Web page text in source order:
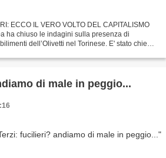
ECCO IL VERO VOLTO DEL CAPITALISMO
ha chiuso le indagini sulla presenza di
dell’Olivetti nel Torinese. E' stato chiesto
di male in peggio...